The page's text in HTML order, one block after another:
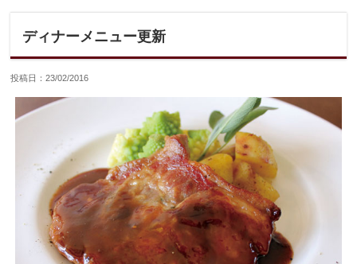
ディナーメニュー更新
投稿日：23/02/2016